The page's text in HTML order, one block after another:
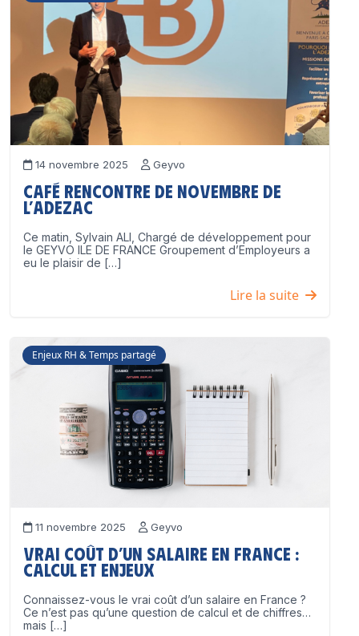
14 novembre 2025 Geyvo
Café Rencontre de Novembre de
l’ADEZAC
Ce matin, Sylvain ALI, Chargé de développement pour
le GEYVO ILE DE FRANCE Groupement d’Employeurs a
eu le plaisir de […]
Lire la suite
Enjeux RH & Temps partagé
11 novembre 2025 Geyvo
Vrai coût d’un salaire en France :
calcul et enjeux
Connaissez-vous le vrai coût d’un salaire en France ?
Ce n’est pas qu’une question de calcul et de chiffres…
mais […]